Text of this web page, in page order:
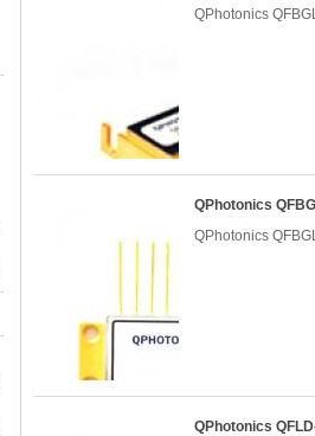
QPhotonics
QPhotonics
QPhotonics
QPhotonics